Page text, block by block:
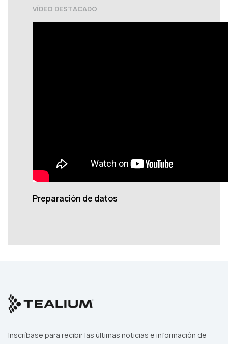
VÍDEO DESTACADO
Preparación de datos
Inscríbase para recibir las últimas noticias e información de